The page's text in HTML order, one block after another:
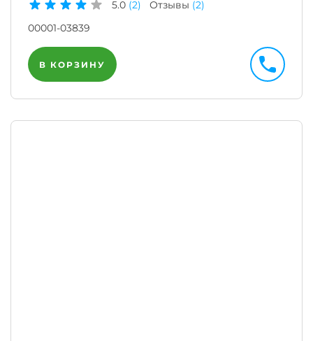
5.0 (2) Отзывы (2)
00001-03839
В КОРЗИНУ